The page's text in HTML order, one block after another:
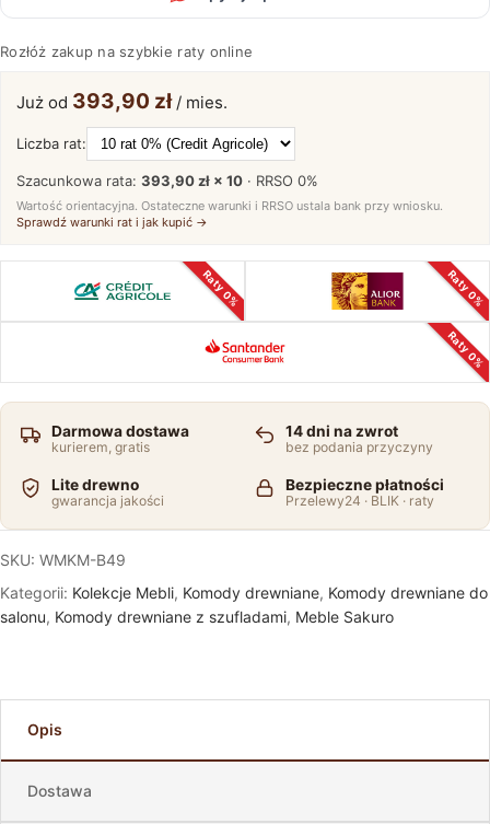
Rozłóż zakup na szybkie raty online
Już od 393,90 zł/ mies.
Liczba rat:
Szacunkowa rata: 393,90 zł × 10 · RRSO 0%
Wartość orientacyjna. Ostateczne warunki i RRSO ustala bank przy wniosku.
Sprawdź warunki rat i jak kupić →
Raty 0%
Raty 0%
Raty 0%
Darmowa dostawa
kurierem, gratis
14 dni na zwrot
bez podania przyczyny
Lite drewno
gwarancja jakości
Bezpieczne płatności
Przelewy24 · BLIK · raty
SKU: WMKM-B49
Kategorii: Kolekcje Mebli, Komody drewniane, Komody drewniane do
salonu, Komody drewniane z szufladami, Meble Sakuro
Opis
Dostawa